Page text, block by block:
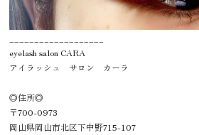
eyelash salon CARA
アイラッシュ サロン カーラ
◎住所◎
〒700-0973
岡山県岡山市北区下中野715-107